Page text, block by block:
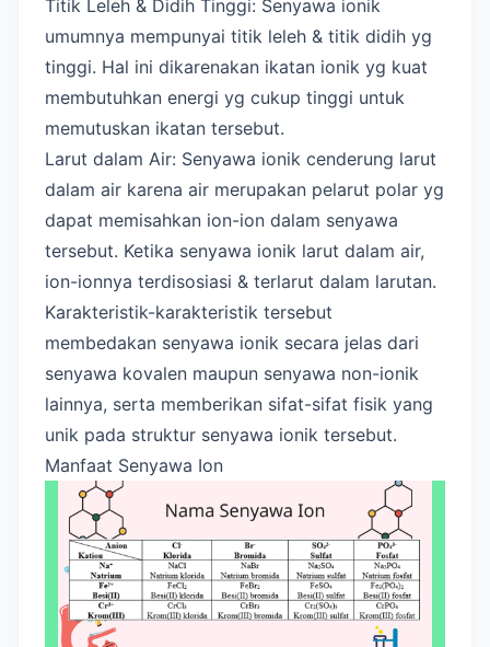
Titik Leleh & Didih Tinggi: Senyawa ionik
umumnya mempunyai titik leleh & titik didih yg
tinggi. Hal ini dikarenakan ikatan ionik yg kuat
membutuhkan energi yg cukup tinggi untuk
memutuskan ikatan tersebut.
Larut dalam Air: Senyawa ionik cenderung larut
dalam air karena air merupakan pelarut polar yg
dapat memisahkan ion-ion dalam senyawa
tersebut. Ketika senyawa ionik larut dalam air,
ion-ionnya terdisosiasi & terlarut dalam larutan.
Karakteristik-karakteristik tersebut
membedakan senyawa ionik secara jelas dari
senyawa kovalen maupun senyawa non-ionik
lainnya, serta memberikan sifat-sifat fisik yang
unik pada struktur senyawa ionik tersebut.
Manfaat Senyawa Ion